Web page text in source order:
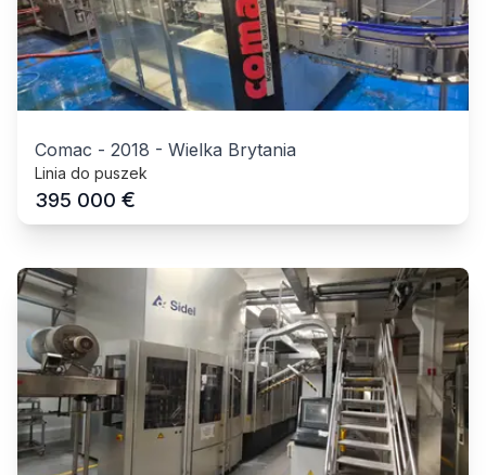
Comac - 2018 - Wielka Brytania
Linia do puszek
395 000 €